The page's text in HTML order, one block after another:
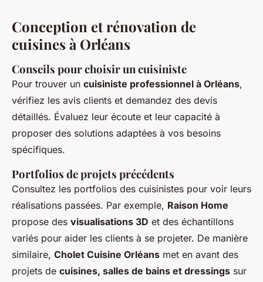
Conception et rénovation de
cuisines à Orléans
Conseils pour choisir un cuisiniste
Pour trouver un cuisiniste professionnel à Orléans,
vérifiez les avis clients et demandez des devis
détaillés. Évaluez leur écoute et leur capacité à
proposer des solutions adaptées à vos besoins
spécifiques.
Portfolios de projets précédents
Consultez les portfolios des cuisinistes pour voir leurs
réalisations passées. Par exemple, Raison Home
propose des visualisations 3D et des échantillons
variés pour aider les clients à se projeter. De manière
similaire, Cholet Cuisine Orléans met en avant des
projets de cuisines, salles de bains et dressings sur